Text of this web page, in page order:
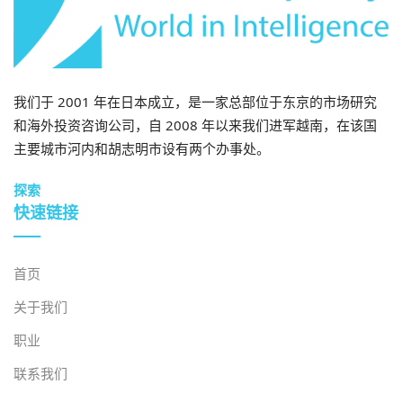
如有任何疑问，请随时与我们联系。.
info@b-company.jp
我们于 2001 年在日本成立，是一家总部位于东京的市场研究
和海外投资咨询公司，自 2008 年以来我们进军越南，在该国
主要城市河内和胡志明市设有两个办事处。
探索
快速链接
首页
关于我们
职业
联系我们